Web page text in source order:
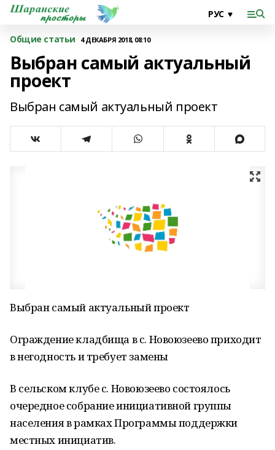
Общие статьи 4 ДЕКАБРЯ 2018, 08:10
Выбран самый актуальный
проект
Выбран самый актуальный проект
Выбран самый актуальный проект
Ограждение кладбища в с. Новоюзеево приходит
в негодность и требует замены
В сельском клубе с. Новоюзеево состоялось
очередное собрание инициативной группы
населения в рамках Программы поддержки
местных инициатив.